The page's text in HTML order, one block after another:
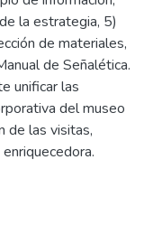
la estrategia, 5)
de materiales,
de Señalética.
unificar las
del museo
de las visitas,